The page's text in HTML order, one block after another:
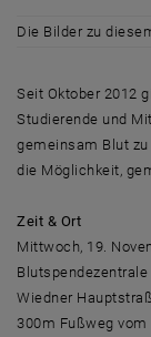
Die Bilder zu
Seit Oktober 2012
Studierende und
gemeinsam Blut
die Möglichkeit,
Zeit & Ort
Mittwoch, 19.
Wiedner
300m Fußweg vom